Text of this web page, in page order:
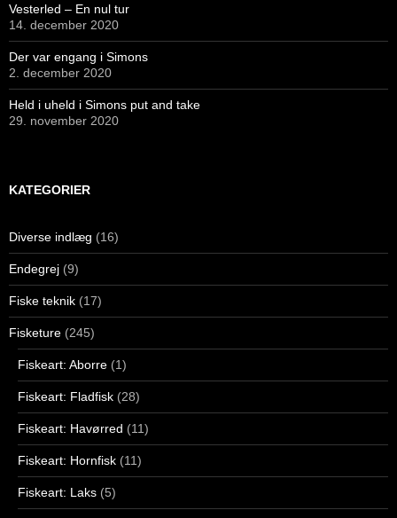
Vesterled – En nul tur
14. december 2020
Der var engang i Simons
2. december 2020
Held i uheld i Simons put and take
29. november 2020
KATEGORIER
Diverse indlæg (16)
Endegrej (9)
Fiske teknik (17)
Fisketure (245)
Fiskeart: Aborre (1)
Fiskeart: Fladfisk (28)
Fiskeart: Havørred (11)
Fiskeart: Hornfisk (11)
Fiskeart: Laks (5)